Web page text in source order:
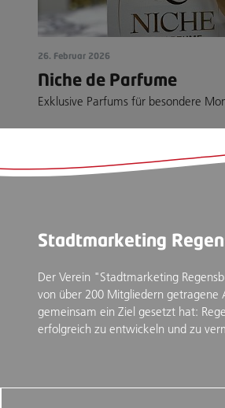
26. Februar 2026
Niche de Parfume
Exklusive Parfums für besondere
Stadtmarketing
Der Verein "Stadtmarketing
von über 200 Mitgliedern getragene
gemeinsam ein Ziel gesetzt hat:
erfolgreich zu entwickeln und zu